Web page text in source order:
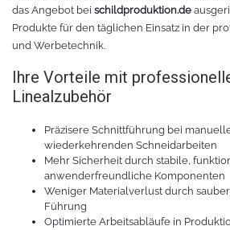
TPU
Spezielle Filamente
Materialien für Laser
Finer
Verschiedenes 3D Drucker Zubehör
3D-Drucker Bauplatte
das Angebot bei schildproduktion.de
Produkte für den täglichen Einsatz in der
und Werbetechnik.
Ihre Vorteile mit
Linealzubehör
Präzisere Schnittführung bei
wiederkehrenden Schneidarbeiten
Mehr Sicherheit durch stabile,
anwenderfreundliche Komponenten
Weniger Materialverlust durch
Führung
Optimierte Arbeitsabläufe in